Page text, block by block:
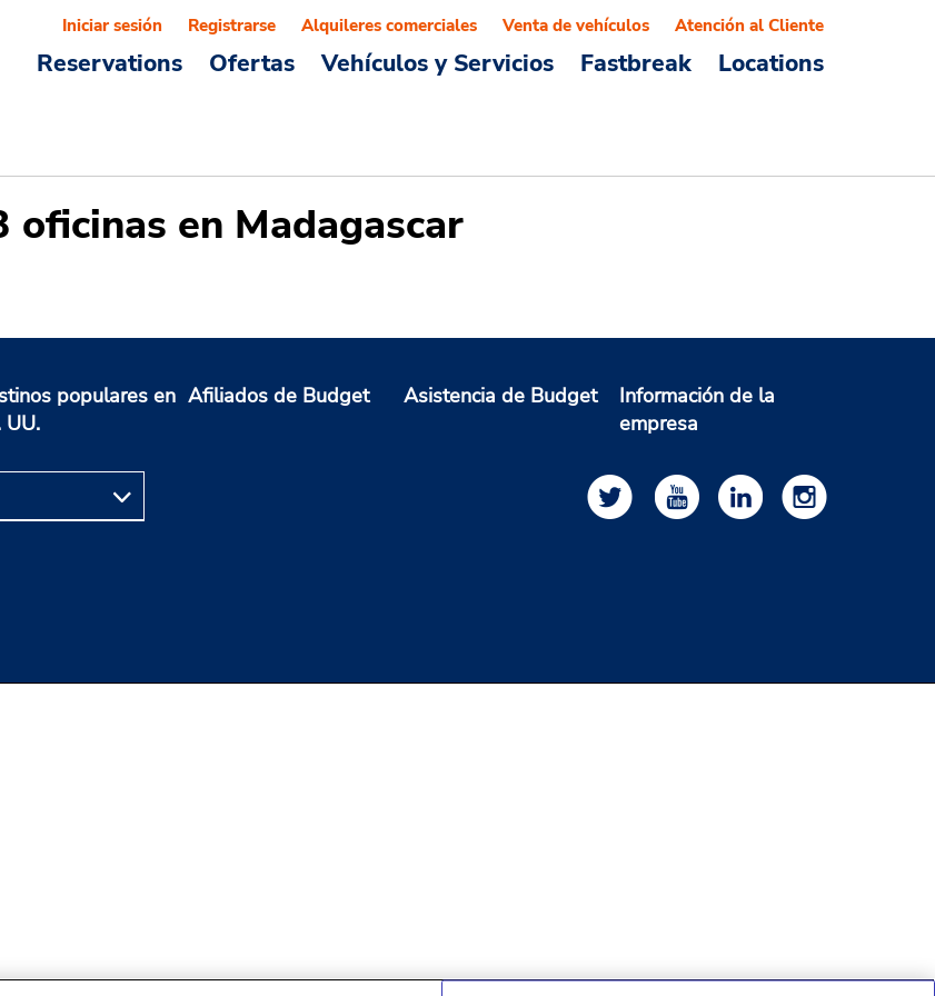
Reservations Ofertas Vehículos y Servicios Fastbreak Locations
Iniciar sesión Registrarse Alquileres comerciales Venta de vehículos Atención al Cliente
en Madagascar
populares en
UU.
Afiliados de Budget Asistencia de Budget
Información de la
empresa